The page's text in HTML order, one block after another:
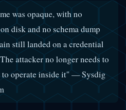
was opaque, with no
disk and no schema dump
still landed on a credential
attacker no longer needs to
to operate inside it" — Sysdig